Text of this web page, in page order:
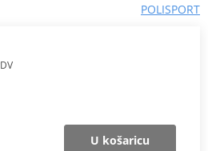
POLISPORT
U košaricu